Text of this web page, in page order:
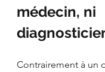
médecin, ni
Contrairement à un